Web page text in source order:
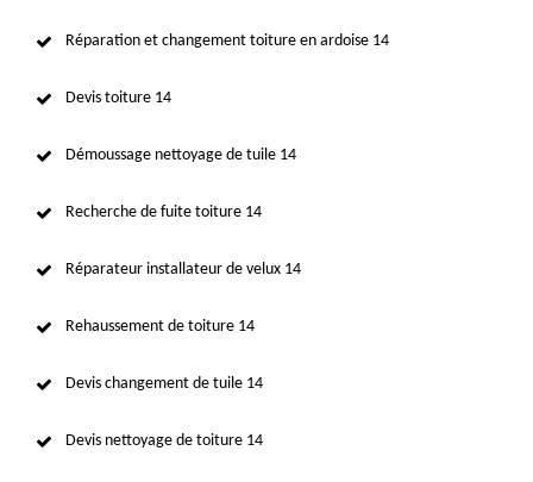
Réparation et changement toiture en ardoise 14
Devis toiture 14
Démoussage nettoyage de tuile 14
Recherche de fuite toiture 14
Réparateur installateur de velux 14
Rehaussement de toiture 14
Devis changement de tuile 14
Devis nettoyage de toiture 14